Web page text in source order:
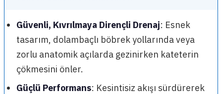
Güvenli, Kıvrılmaya Dirençli Drenaj: Esnek
tasarım, dolambaçlı böbrek yollarında veya
zorlu anatomik açılarda gezinirken kateterin
çökmesini önler.
Güçlü Performans: Kesintisiz akışı sürdürerek